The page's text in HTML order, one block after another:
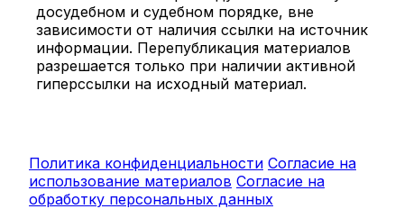
досудебном и судебном порядке, вне
зависимости от наличия ссылки на источник
информации. Перепубликация материалов
разрешается только при наличии активной
гиперссылки на исходный материал.
Политика конфиденциальности Согласие на
использование материалов Согласие на
обработку персональных данных